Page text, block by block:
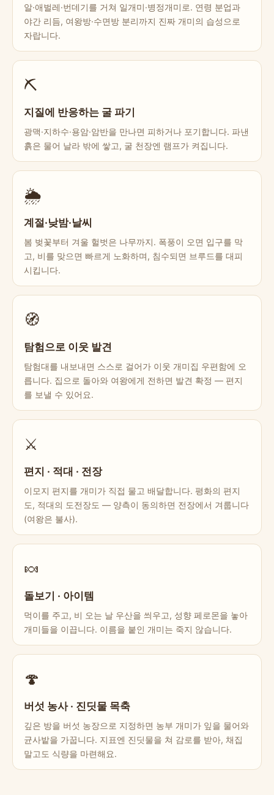
알·애벌레·번데기를 거쳐 일개미·병정개미로. 연령 분업과
야간 리듬, 여왕방·수면방 분리까지 진짜 개미의 습성으로
자랍니다.
⛏️
지질에 반응하는 굴 파기
광맥·지하수·용암·암반을 만나면 피하거나 포기합니다. 파낸
흙은 물어 날라 밖에 쌓고, 굴 천장엔 램프가 켜집니다.
🌦️
계절·낮밤·날씨
봄 벚꽃부터 겨울 헐벗은 나무까지. 폭풍이 오면 입구를 막
고, 비를 맞으면 빠르게 노화하며, 침수되면 브루드를 대피
시킵니다.
🧭
탐험으로 이웃 발견
탐험대를 내보내면 스스로 걸어가 이웃 개미집 우편함에 오
릅니다. 집으로 돌아와 여왕에게 전하면 발견 확정 — 편지
를 보낼 수 있어요.
⚔️
편지 · 적대 · 전장
이모지 편지를 개미가 직접 물고 배달합니다. 평화의 편지
도, 적대의 도전장도 — 양측이 동의하면 전장에서 겨룹니다
(여왕은 불사).
🍬
돌보기 · 아이템
먹이를 주고, 비 오는 날 우산을 씌우고, 성향 페로몬을 놓아
개미들을 이끕니다. 이름을 붙인 개미는 죽지 않습니다.
🍄
버섯 농사 · 진딧물 목축
깊은 방을 버섯 농장으로 지정하면 농부 개미가 잎을 물어와
균사밭을 가꿉니다. 지표엔 진딧물을 쳐 감로를 받아, 채집
말고도 식량을 마련해요.